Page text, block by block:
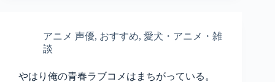
アニメ 声優, おすすめ, 愛犬・アニメ・雑
談
やはり俺の青春ラブコメはまちがっている。